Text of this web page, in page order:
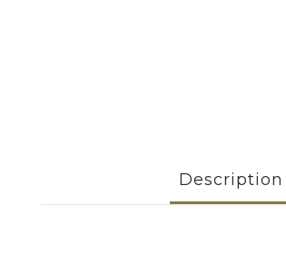
Description